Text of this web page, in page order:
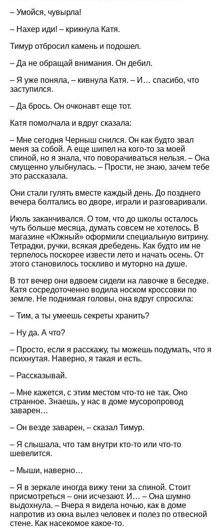
– Умойся, чувырла!
– Нахер иди! – крикнула Катя.
Тимур отбросил камень и подошел.
– Да не обращай внимания. Он дебил.
– Я уже поняла, – кивнула Катя. – И… спасибо, что
заступился.
– Да брось. Он очконавт еще тот.
Катя помолчала и вдруг сказала:
– Мне сегодня Черныш снился. Он как будто звал
меня за собой. А еще шипел на кого-то за моей
спиной, но я знала, что поворачиваться нельзя. – Она
смущенно улыбнулась. – Прости, не знаю, зачем тебе
это рассказала.
Они стали гулять вместе каждый день. До позднего
вечера болтались во дворе, играли и разговаривали.
Июль заканчивался. О том, что до школы осталось
чуть больше месяца, думать совсем не хотелось. В
магазине «Южный» оформили специальную витрину.
Тетрадки, ручки, всякая дребедень. Как будто им не
терпелось поскорее извести лето и начать осень. От
этого становилось тоскливо и муторно на душе.
В тот вечер они вдвоем сидели на лавочке в беседке.
Катя сосредоточенно водила носком кроссовки по
земле. Не поднимая головы, она вдруг спросила:
– Тим, а ты умеешь секреты хранить?
– Ну да. А что?
– Просто, если я расскажу, ты можешь подумать, что я
психнутая. Наверно, я такая и есть.
– Рассказывай.
– Мне кажется, с этим местом что-то не так. Оно
странное. Знаешь, у нас в доме мусоропровод
заварен…
– Он везде заварен, – сказал Тимур.
– Я слышала, что там внутри кто-то или что-то
шевелится.
– Мыши, наверно…
– Я в зеркале иногда вижу тени за спиной. Стоит
присмотреться – они исчезают. И… – Она шумно
выдохнула. – Вчера я видела ночью, как в доме
напротив из окна вылез человек и полез по отвесной
стене. Как насекомое какое-то.